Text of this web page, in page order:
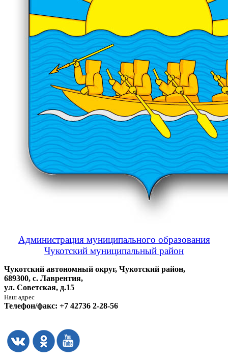
Администрация муниципального образования
Чукотский муниципальный район
Чукотский автономный округ, Чукотский район,
689300, с. Лаврентия,
ул. Советская, д.15
Наш адрес
Телефон/факс: +7 42736 2-28-56